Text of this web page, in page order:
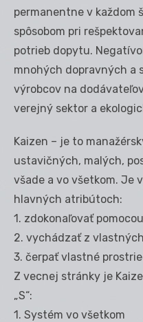
permanentne v každom
spôsobom pri
potrieb dopytu.
mnohých dopravných a
výrobcov na
verejný sektor a
Kaizen – je to
ustavičných, malých,
všade a vo všetkom. Je
hlavných atribútoch:
1. zdokonaľovať
2. vychádzať z
3. čerpať vlastné
Z vecnej stránky je
„S“:
1. Systém vo všetkom